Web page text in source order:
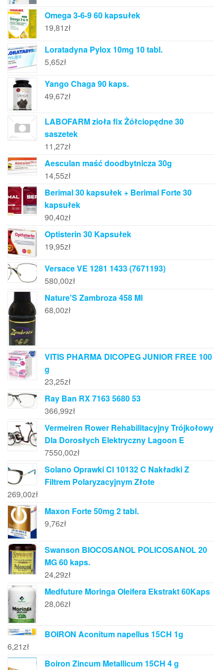
Omega 3-6-9 60 kapsułek
19,81zł
Loratadyna Pylox 10mg 10 tabl.
5,65zł
Yango Chaga 90 kaps.
49,67zł
LABOFARM zioła fix Żółciopędne 30
saszetek
11,27zł
Aesculan maść doodbytnicza 30g
14,55zł
Berimal 30 kapsułek + Berimal Forte 30
kapsułek
90,40zł
Optisterin 30 Kapsułek
19,95zł
Versace VE 1281 1433 (7671193)
580,00zł
Nature'S Zambroza 458 Ml
68,00zł
VITIS PHARMA DICOPEG JUNIOR FREE 100
g
23,25zł
Ray Ban RX 7163 5680 53
366,99zł
Vermeiren Rower Rehabilitacyjny Trójkołowy
Dla Dorosłych Elektryczny Lagoon E
7550,00zł
Solano Oprawki Cl 10132 C Nakładki Z
Filtrem Polaryzacyjnym Złote
269,00zł
Maxon Forte 50mg 2 tabl.
9,76zł
Swanson BIOCOSANOL POLICOSANOL 20
MG 60 kaps.
24,29zł
Medfuture Moringa Oleifera Ekstrakt 60Kaps
28,06zł
BOIRON Aconitum napellus 15CH 1g
6,21zł
Boiron Zincum Metallicum 15CH 4 g